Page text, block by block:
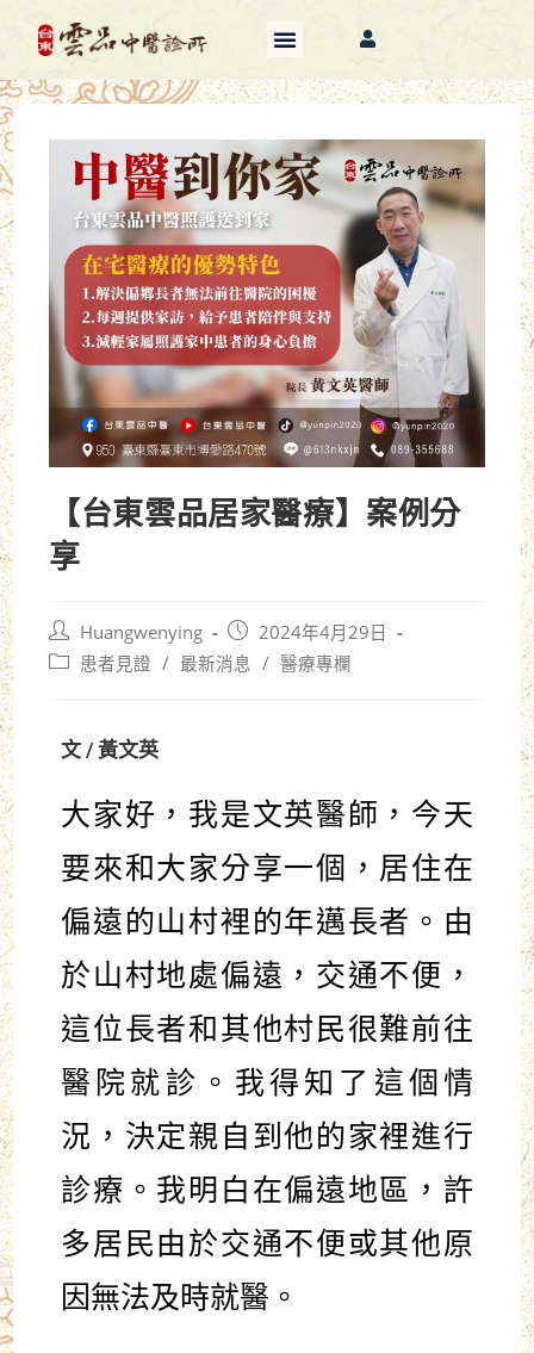
【台東雲品居家醫療】案例分
享
Huangwenying
2024年4月29日
患者見證 / 最新消息 / 醫療專欄
文 / 黃文英
大家好，我是文英醫師，今天
要來和大家分享一個，居住在
偏遠的山村裡的年邁長者。由
於山村地處偏遠，交通不便，
這位長者和其他村民很難前往
醫院就診。我得知了這個情
況，決定親自到他的家裡進行
診療。我明白在偏遠地區，許
多居民由於交通不便或其他原
因無法及時就醫。